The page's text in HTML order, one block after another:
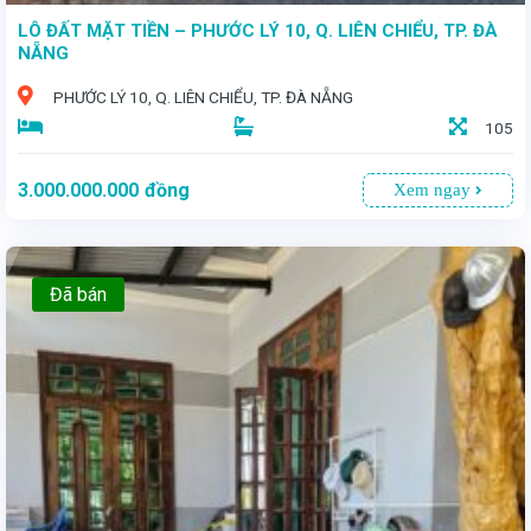
LÔ ĐẤT MẶT TIỀN – PHƯỚC LÝ 10, Q. LIÊN CHIỂU, TP. ĐÀ
NẴNG
PHƯỚC LÝ 10, Q. LIÊN CHIỂU, TP. ĐÀ NẴNG
105
3.000.000.000 đồng Xem ngay
Đã bán